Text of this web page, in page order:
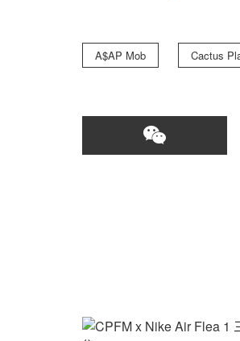
A$AP Mob Cactus